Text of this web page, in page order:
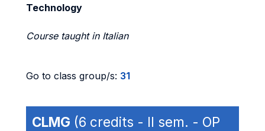
Technology
Course taught in Italian
Go to class group/s: 31
CLMG (6 credits - II sem. - OP